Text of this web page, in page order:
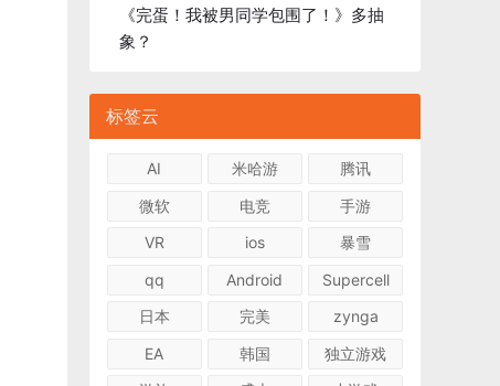
《完蛋！我被男同学包围了！》多抽
象？
标签云
AI 米哈游
腾讯
微软
电竞
手游
VR
ios
暴雪
qq
Android
Supercell
日本
完美
zynga
EA
韩国
独立游戏